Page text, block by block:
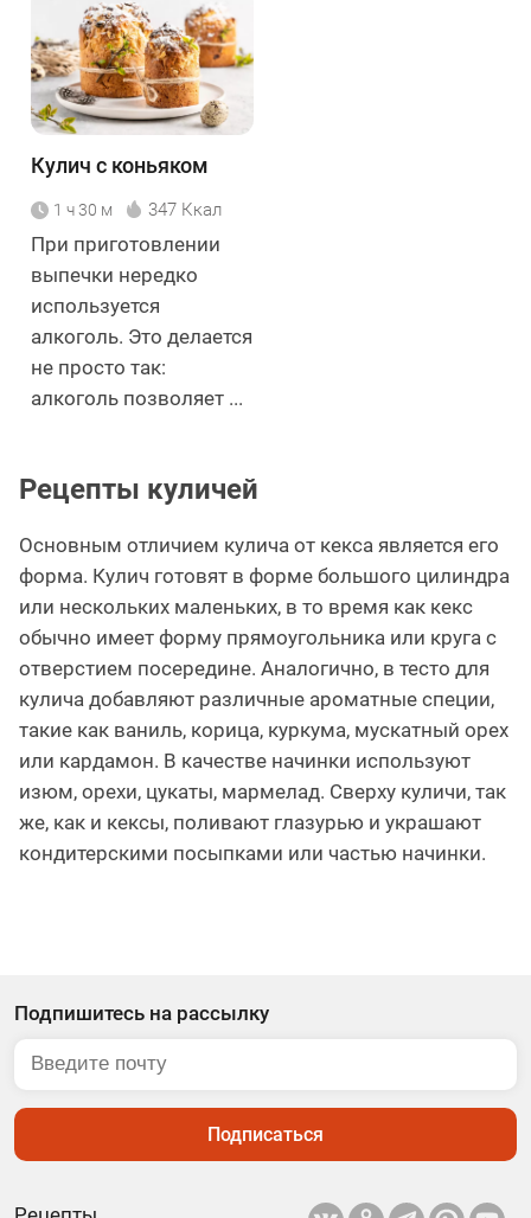
Кулич с коньяком
1 ч 30 м 347 Ккал
При приготовлении
выпечки нередко
используется
алкоголь. Это делается
не просто так:
алкоголь позволяет ...
Рецепты куличей
Основным отличием кулича от кекса является его
форма. Кулич готовят в форме большого цилиндра
или нескольких маленьких, в то время как кекс
обычно имеет форму прямоугольника или круга с
отверстием посередине. Аналогично, в тесто для
кулича добавляют различные ароматные специи,
такие как ваниль, корица, куркума, мускатный орех
или кардамон. В качестве начинки используют
изюм, орехи, цукаты, мармелад. Сверху куличи, так
же, как и кексы, поливают глазурью и украшают
кондитерскими посыпками или частью начинки.
Подпишитесь на рассылку
Подписаться